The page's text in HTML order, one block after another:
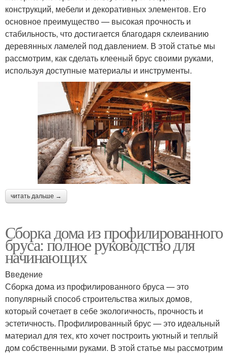
конструкций, мебели и декоративных элементов. Его
основное преимущество — высокая прочность и
стабильность, что достигается благодаря склеиванию
деревянных ламелей под давлением. В этой статье мы
рассмотрим, как сделать клееный брус своими руками,
используя доступные материалы и инструменты.
читать дальше →
Сборка дома из профилированного
бруса: полное руководство для
начинающих
Введение
Сборка дома из профилированного бруса — это
популярный способ строительства жилых домов,
который сочетает в себе экологичность, прочность и
эстетичность. Профилированный брус — это идеальный
материал для тех, кто хочет построить уютный и теплый
дом собственными руками. В этой статье мы рассмотрим